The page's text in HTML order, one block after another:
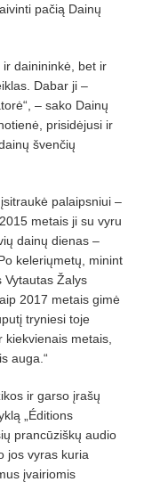
­vinti pačią Dainų
ir dainininkė , bet ir
Dabar ji –
– sako Dainų
prisidėjusi ir
švenčių
palaipsniui –
metais ji su vyru
ų dainųdienas–
keleriųmetų , minint
VytautasŽalys
2017 metais gimė
tryniesi toje
metais,
auga.“
ir garso įrašų
ą „Éditions
prancūziškųaudio
jos vyras ku­ria
įvairiomis